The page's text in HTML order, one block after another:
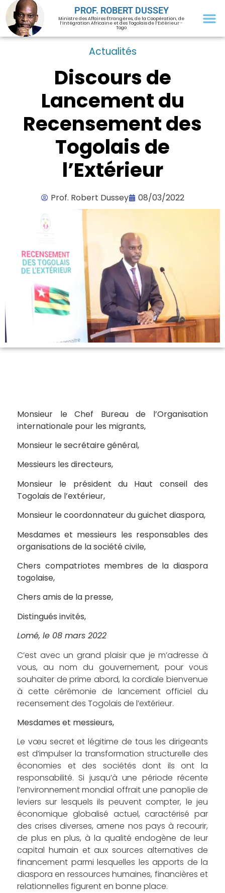
PROF. ROBERT DUSSEY
Ministre des Affaires Étrangères, de la Coopération, de
l’Intégration Africaine et des Togolais de l’Extérieur -
Togo
Actualités
Discours de
Lancement du
Recensement des
Togolais de
l’Extérieur
Prof. Robert Dussey 08/03/2022
Monsieur le Chef Bureau de l’Organisation
internationale pour les migrants,
Monsieur le secrétaire général,
Messieurs les directeurs,
Monsieur le président du Haut conseil des
Togolais de l’extérieur,
Monsieur le coordonnateur du guichet diaspora,
Mesdames et messieurs les responsables des
organisations de la société civile,
Chers compatriotes membres de la diaspora
togolaise,
Chers amis de la presse,
Distingués invités,
Lomé, le 08 mars 2022
C’est avec un grand plaisir que je m’adresse à
vous, au nom du gouvernement, pour vous
souhaiter de prime abord, la cordiale bienvenue
à cette cérémonie de lancement officiel du
recensement des Togolais de l’extérieur.
Mesdames et messieurs,
Le vœu secret et légitime de tous les dirigeants
est d’impulser la transformation structurelle des
économies et des sociétés dont ils ont la
responsabilité. Si jusqu’à une période récente
l’environnement mondial offrait une panoplie de
leviers sur lesquels ils peuvent compter, le jeu
économique globalisé actuel, caractérisé par
des crises diverses, amene nos pays à recourir,
de plus en plus, à la qualité endogène de leur
capital humain et aux sources alternatives de
financement parmi lesquelles les apports de la
diaspora en ressources humaines, financières et
relationnelles figurent en bonne place.